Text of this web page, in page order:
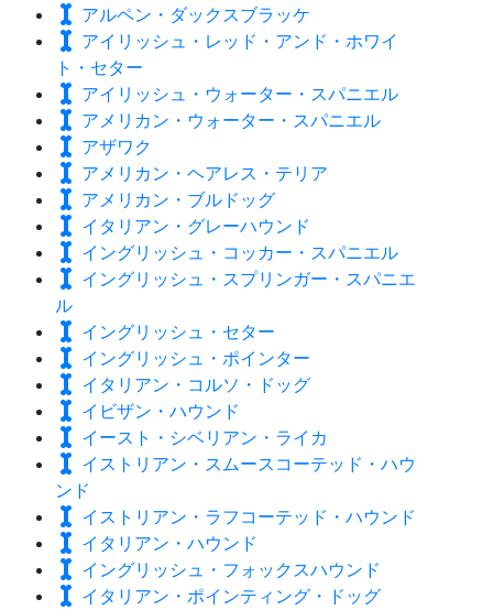
アルペン・ダックスブラッケ
アイリッシュ・レッド・アンド・ホワイ
ト・セター
アイリッシュ・ウォーター・スパニエル
アメリカン・ウォーター・スパニエル
アザワク
アメリカン・ヘアレス・テリア
アメリカン・ブルドッグ
イタリアン・グレーハウンド
イングリッシュ・コッカー・スパニエル
イングリッシュ・スプリンガー・スパニエ
ル
イングリッシュ・セター
イングリッシュ・ポインター
イタリアン・コルソ・ドッグ
イビザン・ハウンド
イースト・シベリアン・ライカ
イストリアン・スムースコーテッド・ハウ
ンド
イストリアン・ラフコーテッド・ハウンド
イタリアン・ハウンド
イングリッシュ・フォックスハウンド
イタリアン・ポインティング・ドッグ